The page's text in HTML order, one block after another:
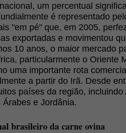
um percentual
é representado
"em pé" que, em 2005,
exportadas e movimentou
10 anos, o maior mercado
particularmente o Oriente
uma importante rota
a partir do Irã. Desde
países da região, incluindo
e Jordânia.
brasileiro da carne ovina